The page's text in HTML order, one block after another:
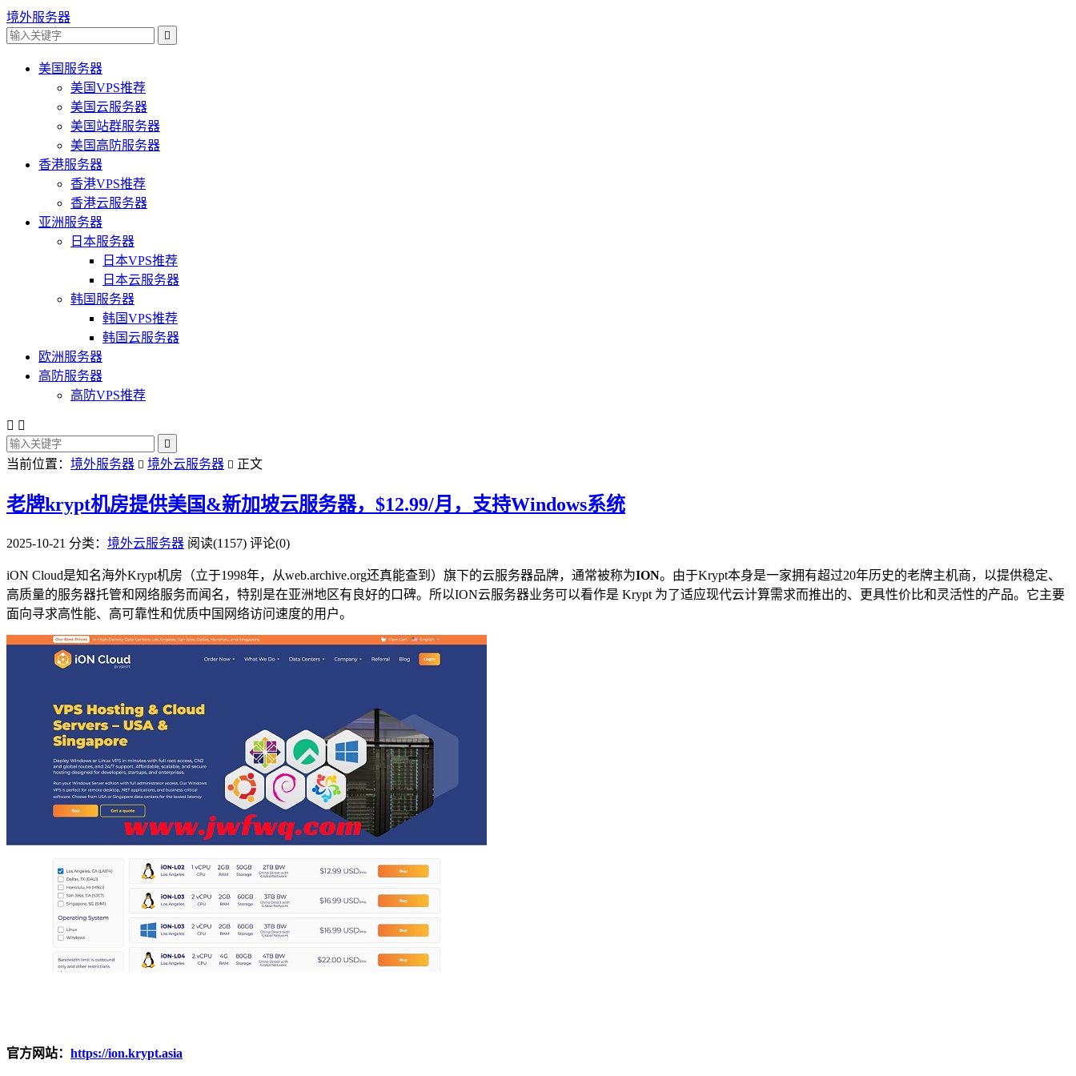
境外服务器

美国服务器
美国VPS推荐
美国云服务器
美国站群服务器
美国高防服务器
香港服务器
香港VPS推荐
香港云服务器
亚洲服务器
日本服务器
日本VPS推荐
日本云服务器
韩国服务器
韩国VPS推荐
韩国云服务器
欧洲服务器
高防服务器
高防VPS推荐
 

当前位置： 境外服务器  境外云服务器  正文
老牌krypt机房提供美国&新加坡云服务器，$12.99/月，支持Windows系统
2025-10-21 分类： 境外云服务器 阅读(1157) 评论(0)
iON Cloud是知名海外Krypt机房（立于1998年，从web.archive.org还真能查到）旗下的云服务器品牌，通常被称为ION。由于Krypt本身是一家拥有超过20年历史的老牌主机商，以提供稳定、
高质量的服务器托管和网络服务而闻名，特别是在亚洲地区有良好的口碑。所以ION云服务器业务可以看作是 Krypt 为了适应现代云计算需求而推出的、更具性价比和灵活性的产品。它主要
面向寻求高性能、高可靠性和优质中国网络访问速度的用户。
官方网站： https://ion.krypt.asia